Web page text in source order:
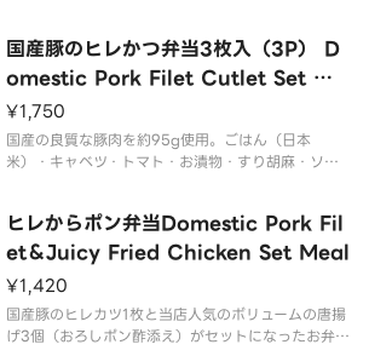
国産豚のヒレかつ弁当3枚入（3P） D
omestic Pork Filet Cutlet Set Me
al
¥1,750
国産の良質な豚肉を約95g使用。ごはん（日本
米）・キャベツ・トマト・お漬物・すり胡麻・ソー
to
ヒレからポン弁当Domestic Pork Fil
et＆Juicy Fried Chicken Set Meal
¥1,420
国産豚のヒレカツ1枚と当店人気のボリュームの唐揚
げ3個（おろしポン酢添え）がセットになったお弁